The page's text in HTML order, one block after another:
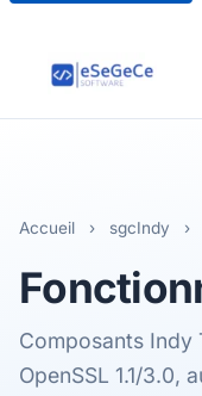
Accueil › sgcIndy ›
Composants Indy
OpenSSL 1.1/3.0,